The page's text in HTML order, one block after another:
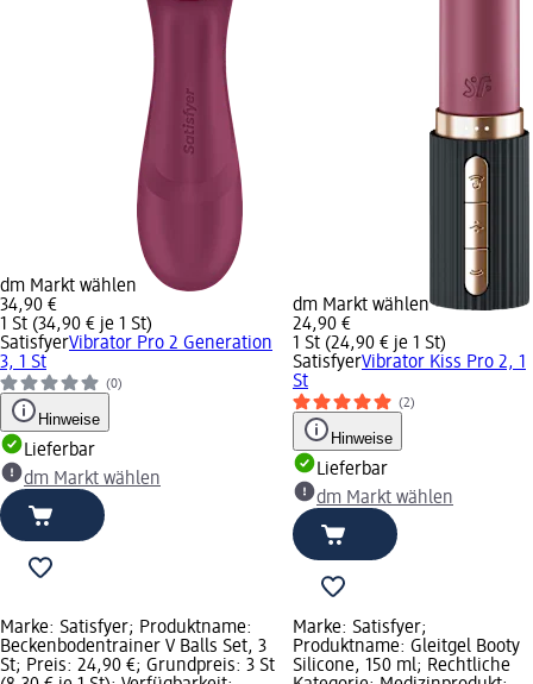
dm Markt wählen
34,90 €
1 St (34,90 € je 1 St)
SatisfyerVibrator Pro 2 Generation
3, 1 St
(0)
Hinweise
Lieferbar
dm Markt wählen
dm Markt wählen
24,90 €
1 St (24,90 € je 1 St)
SatisfyerVibrator Kiss Pro 2, 1
St
(2)
Hinweise
Lieferbar
dm Markt wählen
Marke: Satisfyer; Produktname:
Beckenbodentrainer V Balls Set, 3
St; Preis: 24,90 €; Grundpreis: 3 St
Marke: Satisfyer;
Produktname: Gleitgel Booty
Silicone, 150 ml; Rechtliche